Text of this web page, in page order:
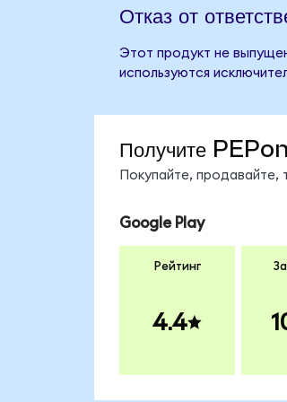
Отказ от
Этот продукт не
используются
Получите
Покупайте, продавайте,
Google Play
Рейтинг
4.4